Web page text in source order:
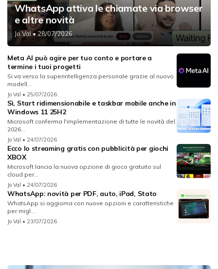
WhatsApp attiva le chiamate via browser
e altre novità
Jo Val• 28/07/2026
Meta AI può agire per tuo conto e portare a
termine i tuoi progetti
Si va verso la superintelligenza personale grazie al nuovo
modell...
Jo Val • 25/07/2026
Sì, Start ridimensionabile e taskbar mobile anche in
Windows 11 25H2
Microsoft conferma l'implementazione di tutte le novità del
2026...
Jo Val • 24/07/2026
Ecco lo streaming gratis con pubblicità per giochi
XBOX
Microsoft lancia la nuova opzione di gioco gratuito sul
cloud per...
Jo Val • 24/07/2026
WhatsApp: novità per PDF, auto, iPad, Stato
WhatsApp si aggiorna con nuove opzioni e caratteristiche
per migl...
Jo Val • 23/07/2026